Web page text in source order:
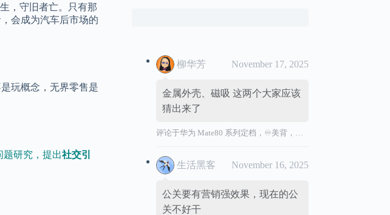
，守旧者亡。只有那
会成为汽车后市场的
玩概念，无界零售是
题研究，提出社交引
柳华芳 November 17, 2025
金属外壳、磁吸 这两个大家应该
猜出来了
评论于华为 Mate80 系列定档，♾️美背，全金属机身
生活黑客 November 16, 2025
公关要有营销强效果，现在的公
关不好干